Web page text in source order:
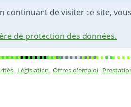
continuant de visiter ce site,
de protection des données.
Législation Offres d'emploi